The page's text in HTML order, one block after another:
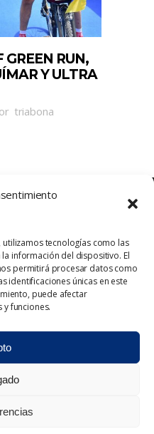
tecnologías como las
información del dispositivo. El
permitirá procesar datos como
identificaciones únicas en este
puede afectar
y funciones.
RUN,
Y ULTRA
triabona